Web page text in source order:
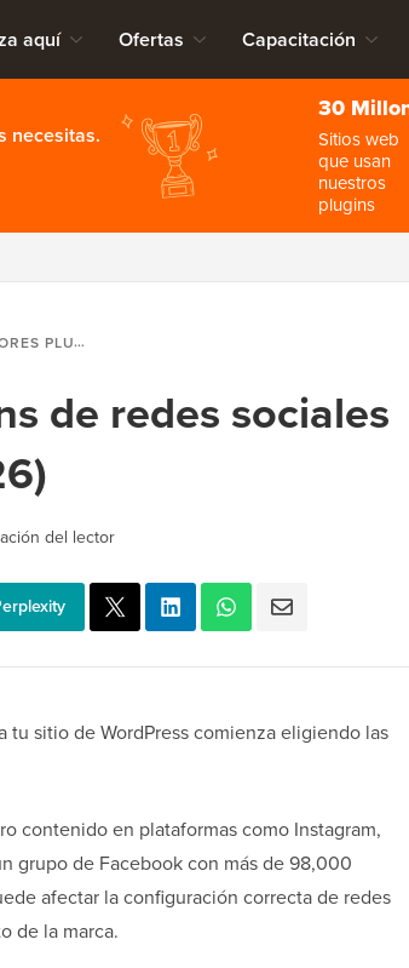
aquí Ofertas Capacitación
necesitas.
30
Sitios web
que usan
nuestros
plugins
PARA WORDPRESS (2026)
de redes sociales
del lector
tu sitio de WordPress comienza eligiendo las
contenido en plataformas como Instagram,
grupo de Facebook con más de 98,000
afectar la configuración correcta de redes
de la marca.